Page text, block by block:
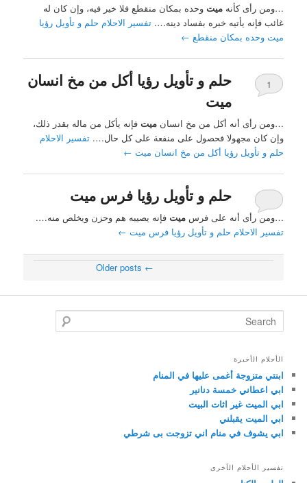
…ومن رأى كأنهميت وحده بمكان منقطع فلا خير فيه، وإن كان له
غائب فإنه يأتيه خبره بفساد دينه….تفسير الاحلام حلم و تأويل رؤيا
ميت وحده بمكان منقطع ←
حلم و تأويل رؤيا أكل من مخ انسان
ميت
1
…ومن رأى أنه أكل من مخ انسانميت فإنه يأكل من ماله بقدر ذلك،
وإن كان مجهولا فحصول على منفعة على كل حال….تفسير الاحلام
حلم و تأويل رؤيا أكل من مخ انسان ميت ←
حلم و تأويل رؤيا فرس ميت
…ومن رأى أنه على فرسميت فإنه يصيبه هم وحزن ويخلص منه….
تفسير الاحلام حلم و تأويل رؤيا فرس ميت ←
←
Search
الأحلام الأخيرة
ابنتي متزوجة أغمى عليها في المنام
ابي اعطاني خمسة دنانير
ابي الميت غير اثات البيت
ابي الميت يقبلني
ابي يشوف في منام اني تزوجت بى شرطي
تفسير الأحلام الأخرى